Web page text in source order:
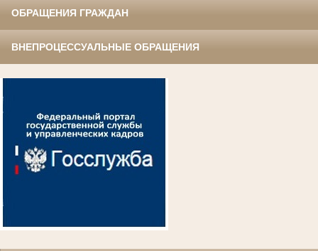
ОБРАЩЕНИЯ ГРАЖДАН
ВНЕПРОЦЕССУАЛЬНЫЕ ОБРАЩЕНИЯ